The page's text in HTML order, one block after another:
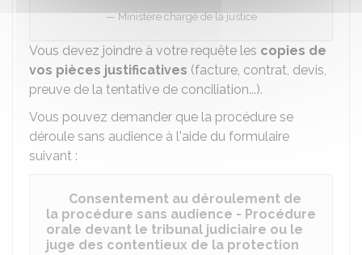
Ministère chargé de la justice
Vous devez joindre à votre requête les copies de
vos pièces justificatives (facture, contrat, devis,
preuve de la tentative de conciliation...).
Vous pouvez demander que la procédure se
déroule sans audience à l'aide du formulaire
suivant :
Consentement au déroulement de
la procédure sans audience - Procédure
orale devant le tribunal judiciaire ou le
juge des contentieux de la protection